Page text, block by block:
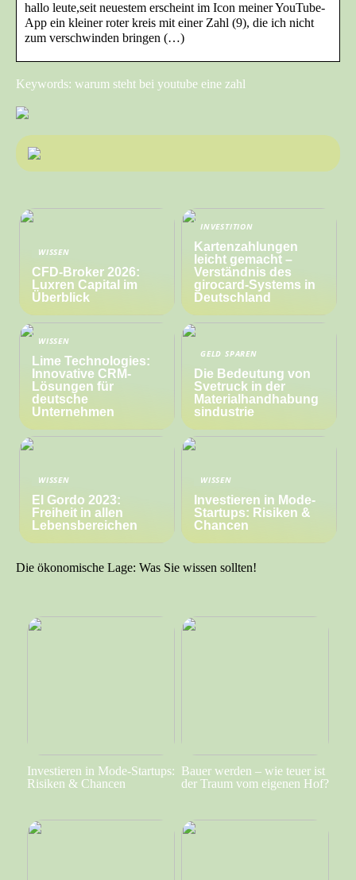
hallo leute,seit neuestem erscheint im Icon meiner YouTube-
App ein kleiner roter kreis mit einer Zahl (9), die ich nicht
zum verschwinden bringen (…)
Keywords: warum steht bei youtube eine zahl
WISSEN
CFD-Broker 2026:
Luxren Capital im
Überblick
INVESTITION
Kartenzahlungen
leicht gemacht –
Verständnis des
girocard-Systems in
Deutschland
WISSEN
Lime Technologies:
Innovative CRM-
Lösungen für
deutsche
Unternehmen
GELD SPAREN
Die Bedeutung von
Svetruck in der
Materialhandhabung
sindustrie
WISSEN
El Gordo 2023:
Freiheit in allen
Lebensbereichen
WISSEN
Investieren in Mode-
Startups: Risiken &
Chancen
Die ökonomische Lage: Was Sie wissen sollten!
Investieren in Mode-Startups:
Risiken & Chancen
Bauer werden – wie teuer ist
der Traum vom eigenen Hof?